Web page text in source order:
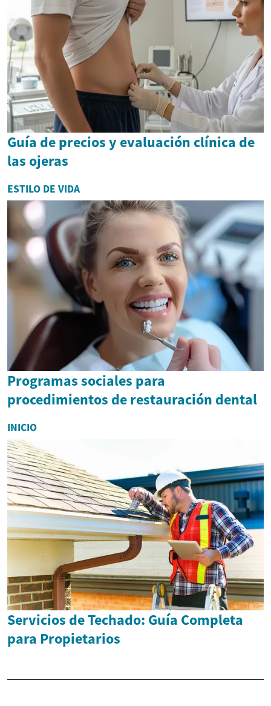
Guía de precios y evaluación clínica de
las ojeras
ESTILO DE VIDA
Programas sociales para
procedimientos de restauración dental
INICIO
Servicios de Techado: Guía Completa
para Propietarios